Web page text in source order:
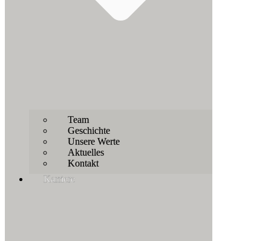
Team
Geschichte
Unsere Werte
Aktuelles
Kontakt
Karriere